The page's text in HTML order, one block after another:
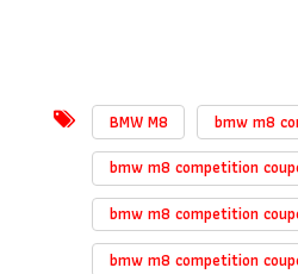
BMW M8
bmw m8
bmw m8 competition
bmw m8 competition
bmw m8 competition